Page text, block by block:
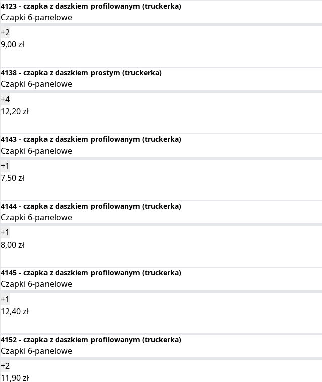
4123 - czapka z daszkiem profilowanym (truckerka)
Czapki 6-panelowe
+2
9,00zł
4138 - czapka z daszkiem prostym (truckerka)
Czapki 6-panelowe
+4
12,20zł
4143 - czapka z daszkiem profilowanym (truckerka)
Czapki 6-panelowe
+1
7,50zł
4144 - czapka z daszkiem profilowanym (truckerka)
Czapki 6-panelowe
+1
8,00zł
4145 - czapka z daszkiem profilowanym (truckerka)
Czapki 6-panelowe
+1
12,40zł
4152 - czapka z daszkiem profilowanym (truckerka)
Czapki 6-panelowe
+2
11,90zł